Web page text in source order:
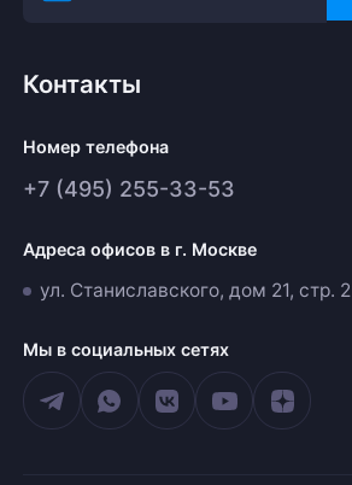
Контакты
Номер телефона
+7 (495) 255-33-53
Адреса офисов в г. Москве
ул. Станиславского, дом 21, стр. 2
Мы в социальных сетях